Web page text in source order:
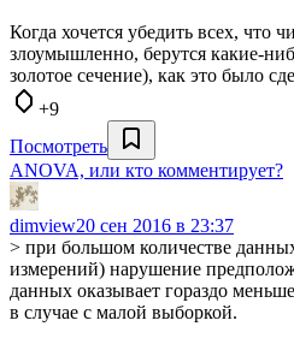
Когда хочется убедить всех, что
злоумышленно, берутся какие-
золотое сечение), как это было
+9
Посмотреть
ANOVA, или кто комментирует?
dimview20 сен 2016 в 23:37
> при большом количестве
измерений) нарушение
данных оказывает гораздо
в случае с малой выборкой.